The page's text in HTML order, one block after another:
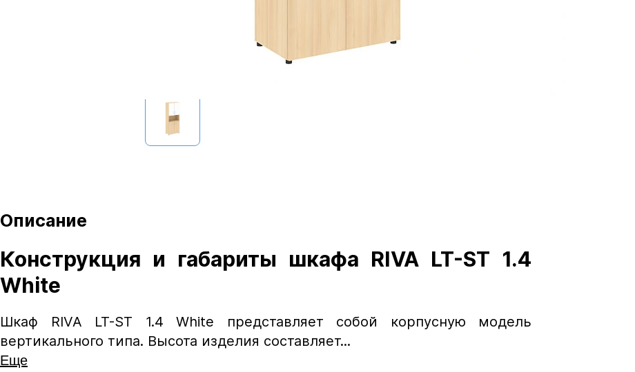
Описание
Конструкция и габариты шкафа RIVA LT-ST 1.4
White
Шкаф RIVA LT-ST 1.4 White представляет собой корпусную модель
вертикального типа. Высота изделия составляет...
Еще